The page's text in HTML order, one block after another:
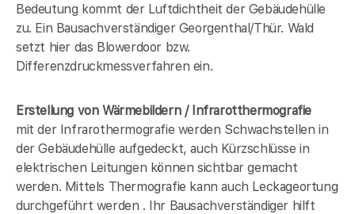
Bedeutung kommt der Luftdichtheit der Gebäudehülle
zu. Ein Bausachverständiger Georgenthal/Thür. Wald
setzt hier das Blowerdoor bzw.
Differenzdruckmessverfahren ein.
Erstellung von Wärmebildern / Infrarotthermografie
mit der Infrarothermografie werden Schwachstellen in
der Gebäudehülle aufgedeckt, auch Kürzschlüsse in
elektrischen Leitungen können sichtbar gemacht
werden. Mittels Thermografie kann auch Leckageortung
durchgeführt werden . Ihr Bausachverständiger hilft